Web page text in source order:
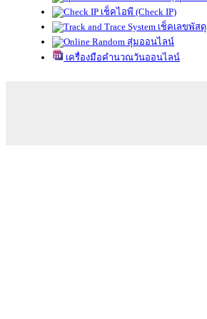
เช็คไอพี (Check IP)
เช็คเลขพัสดุ
สุ่มออนไลน์
เครื่องมือคำนวณวันออนไลน์